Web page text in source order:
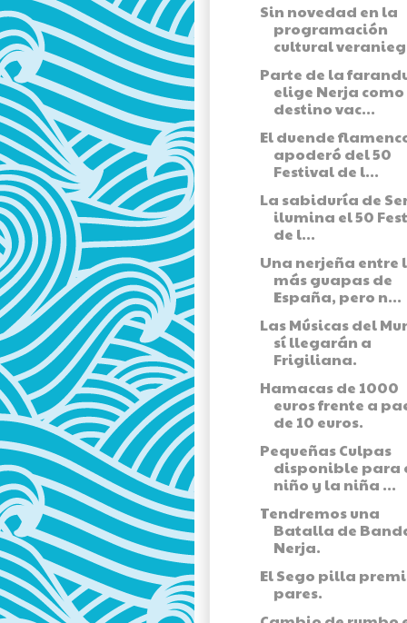
Sin novedad en la
programación
cultural
Parte de la
elige Nerja como
destino vac...
El duende
apoderó del 50
Festival de l...
La sabiduría de
ilumina el 50
de l...
Una nerjeña entre
más guapas de
España, pero n...
Las Músicas del
sí llegarán a
Frigiliana.
Hamacas de 1000
euros frente a
de 10 euros.
Pequeñas Culpas
disponible para
niño y la niña ...
Tendremos una
Batalla de
Nerja.
El Sego pilla
pares.